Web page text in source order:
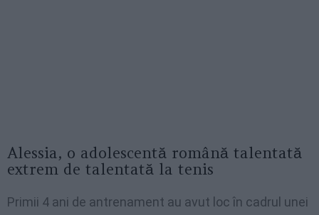
Alessia, o adolescentă română talentată
extrem de talentată la tenis
Primii 4 ani de antrenament au avut loc în cadrul unei